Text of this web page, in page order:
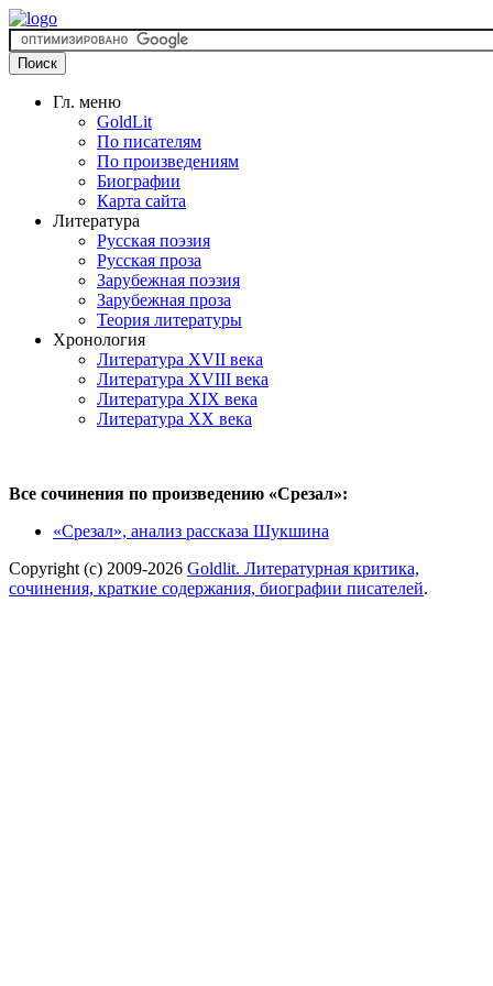
Гл. меню
GoldLit
По писателям
По произведениям
Биографии
Карта сайта
Литература
Русская поэзия
Русская проза
Зарубежная поэзия
Зарубежная проза
Теория литературы
Хронология
Литература XVII века
Литература XVIII века
Литература XIX века
Литература XX века
Все сочинения по произведению «Срезал»:
«Срезал», анализ рассказа Шукшина
Copyright (c) 2009-2026 Goldlit. Литературная критика,
сочинения, краткие содержания, биографии писателей.